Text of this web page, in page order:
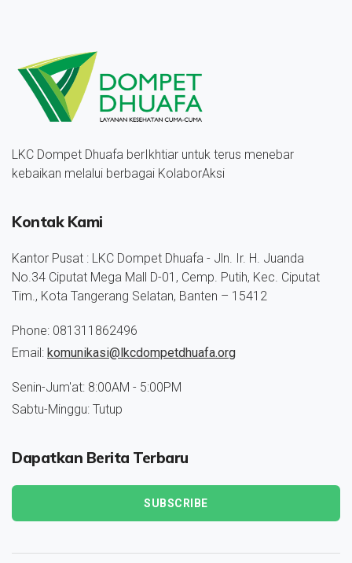
LKC Dompet Dhuafa berIkhtiar untuk terus menebar
kebaikan melalui berbagai KolaborAksi
Kontak Kami
Kantor Pusat : LKC Dompet Dhuafa - Jln. Ir. H. Juanda
No.34 Ciputat Mega Mall D-01, Cemp. Putih, Kec. Ciputat
Tim., Kota Tangerang Selatan, Banten – 15412
Phone: 081311862496
Email: komunikasi@lkcdompetdhuafa.org
Senin-Jum'at: 8:00AM - 5:00PM
Sabtu-Minggu: Tutup
Dapatkan Berita Terbaru
SUBSCRIBE